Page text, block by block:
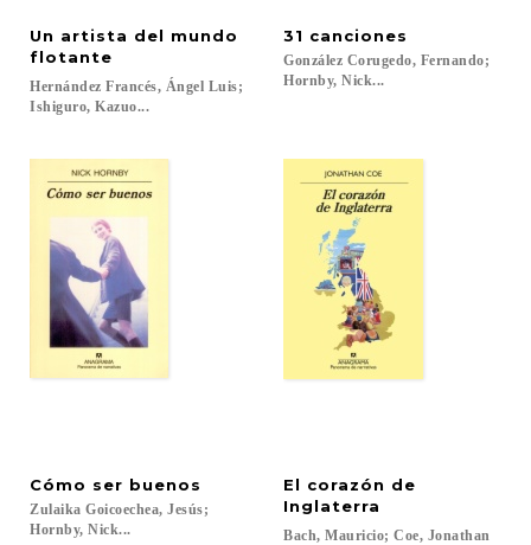
Un artista del mundo
flotante
Hernández Francés, Ángel Luis;
Ishiguro, Kazuo...
31 canciones
González Corugedo, Fernando;
Hornby, Nick...
Cómo ser buenos
Zulaika Goicoechea, Jesús;
Hornby, Nick...
El corazón de
Inglaterra
Bach, Mauricio; Coe, Jonathan